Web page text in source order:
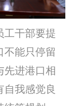
工干部要提
不能只停留
先进港口相
自我感觉良